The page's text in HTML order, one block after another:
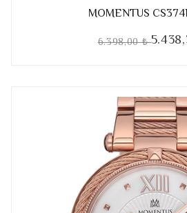
MOMENTUS
6.398,00 ₺